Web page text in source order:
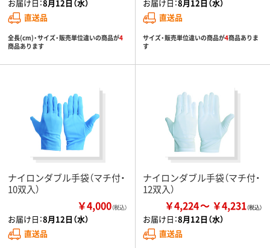
お届け日：8月12日（水）
直送品
全長(cm)・サイズ・販売単位違いの商品が4
商品あります
お届け日：8月12日（水）
直送品
サイズ・販売単位違いの商品が4商品ありま
す
ナイロンダブル手袋（マチ付・
10双入）
￥4,000（税込）
お届け日：8月12日（水）
直送品
ナイロンダブル手袋（マチ付・
12双入）
￥4,224 ￥4,231
お届け日：8月12日（水）
直送品